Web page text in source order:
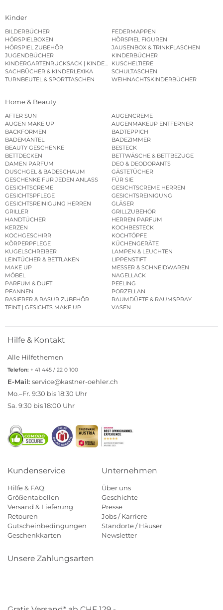
Kinder
BILDERBÜCHER
FEDERMAPPEN
HÖRSPIELBOXEN
HÖRSPIEL FIGUREN
HÖRSPIEL ZUBEHÖR
JAUSENBOX & TRINKFLASCHEN
JUGENDBÜCHER
KINDERBÜCHER
KINDERGARTENRUCKSACK | KINDERGARTENBEUTEL
KUSCHELTIERE
SACHBÜCHER & KINDERLEXIKA
SCHULTASCHEN
TURNBEUTEL & SPORTTASCHEN
WEIHNACHTSKINDERBÜCHER
Home & Beauty
AFTER SUN
AUGENCREME
AUGEN MAKE UP
AUGENMAKEUP ENTFERNER
BACKFORMEN
BADTEPPICH
BADEMÄNTEL
BADEZIMMER
BEAUTY GESCHENKE
BESTECK
BETTDECKEN
BETTWÄSCHE & BETTBEZÜGE
DAMEN PARFUM
DEO & DEODORANTS
DUSCHGEL & BADESCHAUM
GÄSTETÜCHER
GESCHENKE FÜR JEDEN ANLASS
FÜR SIE
GESICHTSCREME
GESICHTSCREME HERREN
GESICHTSPFLEGE
GESICHTSREINIGUNG
GESICHTSREINIGUNG HERREN
GLÄSER
GRILLER
GRILLZUBEHÖR
HANDTÜCHER
HERREN PARFUM
KERZEN
KOCHBESTECK
KOCHGESCHIRR
KOCHTÖPFE
KÖRPERPFLEGE
KÜCHENGERÄTE
KUGELSCHREIBER
LAMPEN & LEUCHTEN
LEINTÜCHER & BETTLAKEN
LIPPENSTIFT
MAKE UP
MESSER & SCHNEIDWAREN
MÖBEL
NAGELLACK
PARFUM & DUFT
PEELING
PFANNEN
PORZELLAN
RASIERER & RASUR ZUBEHÖR
RAUMDÜFTE & RAUMSPRAY
TEINT | GESICHTS MAKE UP
VASEN
Hilfe & Kontakt
Alle Hilfethemen
Telefon: + 41 445 / 22 0 100
E-Mail: service@kastner-oehler.ch
Mo.–Fr. 9:30 bis 18:30 Uhr
Sa. 9:30 bis 18:00 Uhr
Kundenservice
Hilfe & FAQ
Größentabellen
Versand & Lieferung
Retouren
Gutscheinbedingungen
Geschenkkarten
Unternehmen
Über uns
Geschichte
Presse
Jobs / Karriere
Standorte / Häuser
Newsletter
Unsere Zahlungsarten